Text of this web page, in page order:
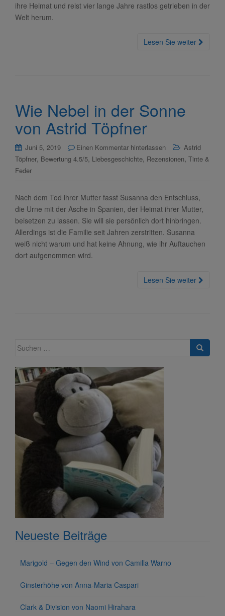
ihre Heimat und reist vier lange Jahre rastlos getrieben in der
Welt herum.
Lesen Sie weiter
Wie Nebel in der Sonne
von Astrid Töpfner
Juni 5, 2019 Einen Kommentar hinterlassen
Astrid
Töpfner, Bewertung 4.5/5, Liebesgeschichte, Rezensionen, Tinte &
Feder
Nach dem Tod ihrer Mutter fasst Susanna den Entschluss,
die Urne mit der Asche in Spanien, der Heimat ihrer Mutter,
beisetzen zu lassen. Sie will sie persönlich dort hinbringen.
Allerdings ist die Familie seit Jahren zerstritten. Susanna
weiß nicht warum und hat keine Ahnung, wie ihr Auftauchen
dort aufgenommen wird.
Lesen Sie weiter
Suche
Neueste Beiträge
Marigold – Gegen den Wind von Camilla Warno
Ginsterhöhe von Anna-Maria Caspari
Clark & Division von Naomi Hirahara